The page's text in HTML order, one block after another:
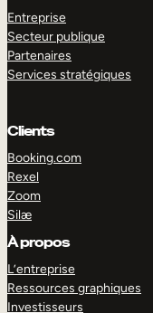
Entreprise
Secteur publique
Partenaires
Services stratégiques
Clients
Booking.com
Rexel
Zoom
Silæ
À propos
L’entreprise
Ressources graphiques
Investisseurs